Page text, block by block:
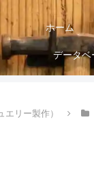
ホーム
データベ
エリー製作）